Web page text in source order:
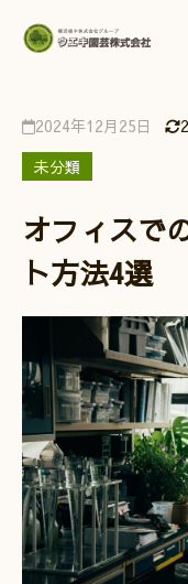
2024年12月25日
未分類
オフィスで
ト方法4選